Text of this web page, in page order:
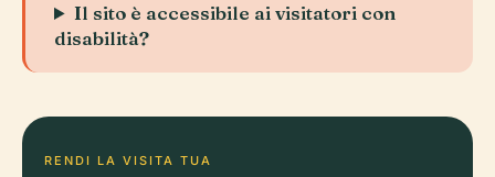
Il sito è accessibile ai visitatori con
disabilità?
RENDI LA VISITA TUA